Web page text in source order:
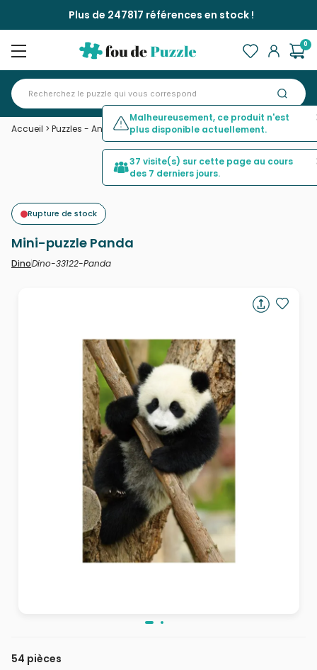
Plus de 247817 références en stock !
0
Accueil > Puzzles - Animaux sauvages>Mini-puzzle Panda
Rupture de stock
Mini-puzzle Panda
DinoDino-33122-Panda
54 pièces
Malheureusement, ce produit n'est
plus disponible actuellement.
37 visite(s) sur cette page au cours
des 7 derniers jours.